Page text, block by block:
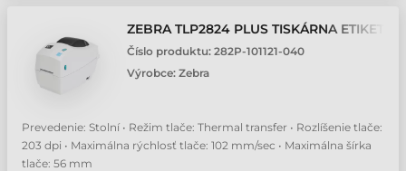
ZEBRA TLP2824 PLUS TISKÁRNA ETIKET
Číslo produktu: 282P-101121-040
Výrobce: Zebra
Prevedenie: Stolní • Režim tlače: Thermal transfer • Rozlíšenie tlače:
203 dpi • Maximálna rýchlosť tlače: 102 mm/sec • Maximálna šírka
tlače: 56 mm